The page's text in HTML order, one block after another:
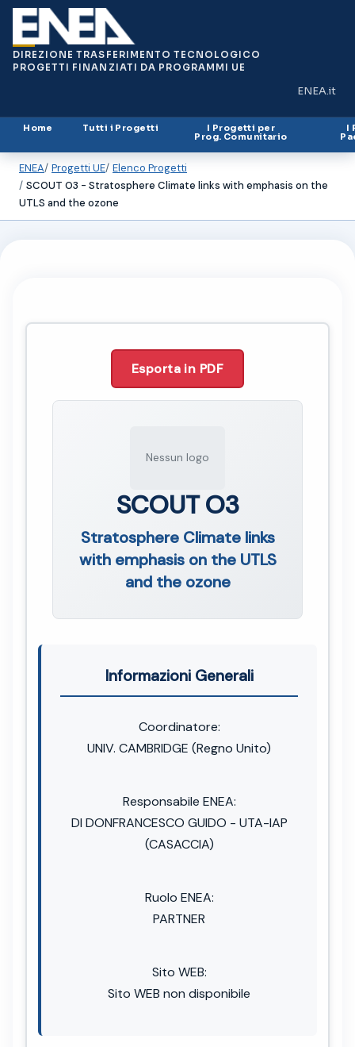
DIREZIONE TRASFERIMENTO TECNOLOGICO
PROGETTI FINANZIATI DA PROGRAMMI UE
ENEA.it
(si apre in
Home Tutti i Progetti I Progetti per
Prog. Comunitario
I
ENEA Progetti UE Elenco Progetti
SCOUT O3 - Stratosphere Climate links with emphasis on the
UTLS and the ozone
Esporta in PDF
Nessun logo
SCOUT O3
Stratosphere Climate links
with emphasis on the UTLS
and the ozone
Informazioni Generali
Coordinatore:
UNIV. CAMBRIDGE (Regno Unito)
Responsabile ENEA:
DI DONFRANCESCO GUIDO - UTA-IAP
(CASACCIA)
Ruolo ENEA:
PARTNER
Sito WEB:
Sito WEB non disponibile